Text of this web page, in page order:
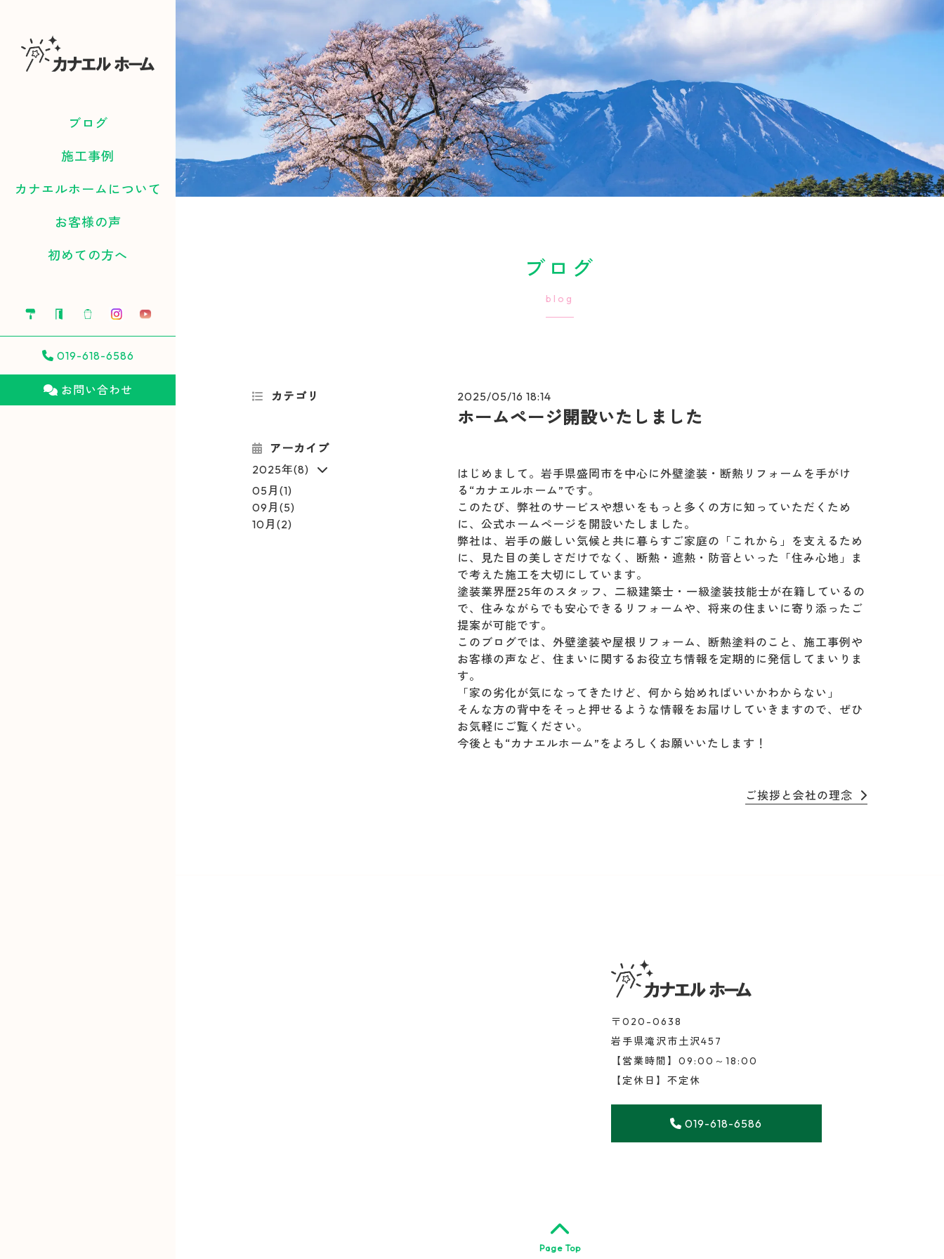
ブログ
施工事例
カナエルホームについて
お客様の声
初めての方へ
019-618-6586
お問い合わせ
ブログ
blog
2025/05/16 18:14
ホームページ開設いたしました
はじめまして。岩手県盛岡市を中心に外壁塗装・断熱リフォームを手がけ
る“カナエルホーム”です。
このたび、弊社のサービスや想いをもっと多くの方に知っていただくため
に、公式ホームページを開設いたしました。
弊社は、岩手の厳しい気候と共に暮らすご家庭の「これから」を支えるため
に、見た目の美しさだけでなく、断熱・遮熱・防音といった「住み心地」ま
で考えた施工を大切にしています。
塗装業界歴25年のスタッフ、二級建築士・一級塗装技能士が在籍しているの
で、住みながらでも安心できるリフォームや、将来の住まいに寄り添ったご
提案が可能です。
このブログでは、外壁塗装や屋根リフォーム、断熱塗料のこと、施工事例や
お客様の声など、住まいに関するお役立ち情報を定期的に発信してまいりま
す。
「家の劣化が気になってきたけど、何から始めればいいかわからない」
そんな方の背中をそっと押せるような情報をお届けしていきますので、ぜひ
お気軽にご覧ください。
今後とも“カナエルホーム”をよろしくお願いいたします！
ご挨拶と会社の理念
カテゴリ
アーカイブ
2025年(8)
05月(1)
09月(5)
10月(2)
〒020-0638
岩手県滝沢市土沢457
【営業時間】09:00～18:00
【定休日】不定休
019-618-6586
Page Top